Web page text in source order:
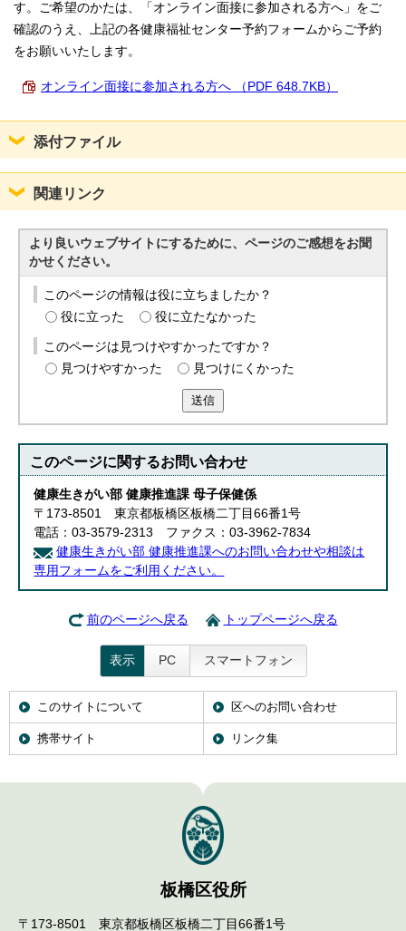
す。ご希望のかたは、「オンライン面接に参加される方へ」をご
確認のうえ、上記の各健康福祉センター予約フォームからご予約
をお願いいたします。
オンライン面接に参加される方へ （PDF 648.7KB）
添付ファイル
関連リンク
より良いウェブサイトにするために、ページのご感想をお聞
かせください。
このページの情報は役に立ちましたか？
役に立った
役に立たなかった
このページは見つけやすかったですか？
見つけやすかった
見つけにくかった
送信
このページに関するお問い合わせ
健康生きがい部 健康推進課 母子保健係
〒173-8501 東京都板橋区板橋二丁目66番1号
電話：03-3579-2313 ファクス：03-3962-7834
健康生きがい部 健康推進課へのお問い合わせや相談は
専用フォームをご利用ください。
前のページへ戻る トップページへ戻る
表示 PC スマートフォン
このサイトについて 区へのお問い合わせ
携帯サイト リンク集
板橋区役所
〒173-8501 東京都板橋区板橋二丁目66番1号